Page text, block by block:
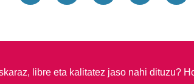
libre eta kalitatez jaso nahi dituzu?